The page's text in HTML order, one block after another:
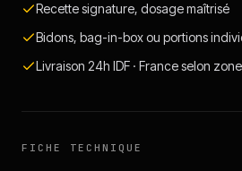
Recette signature, dosage maîtrisé
Bidons, bag-in-box ou portions
Livraison 24h IDF · France selon zone
FICHE TECHNIQUE